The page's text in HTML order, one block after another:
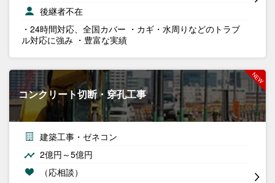
後継者不在
・24時間対応、全国カバー ・カギ・水周りなどのトラブ
ル対応に強み ・豊富な実績
コンクリート切断・穿孔工事
建築工事・ゼネコン
2億円～5億円
（応相談）